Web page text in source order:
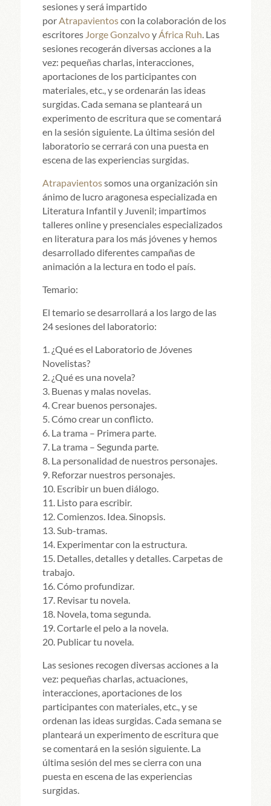
sesiones y será impartido
porAtrapavientoscon la colaboración de los
escritores Jorge GonzalvoyÁfrica Ruh. Las
sesiones recogerán diversas acciones a la
vez: pequeñas charlas, interacciones,
aportaciones de los participantes con
materiales, etc., y se ordenarán las ideas
surgidas. Cada semana se planteará un
experimento de escritura que se comentará
en la sesión siguiente. La última sesión del
laboratorio se cerrará con una puesta en
escena de las experiencias surgidas.
Atrapavientossomos una organización sin
ánimo de lucro aragonesa especializada en
Literatura Infantil y Juvenil; impartimos
talleres online y presenciales especializados
en literatura para los más jóvenes y hemos
desarrollado diferentes campañas de
animación a la lectura en todo el país.
Temario:
El temario se desarrollará a los largo de las
24 sesiones del laboratorio:
1. ¿Qué es el Laboratorio de Jóvenes
Novelistas?
2. ¿Qué es una novela?
3. Buenas y malas novelas.
4. Crear buenos personajes.
5. Cómo crear un conflicto.
6. La trama – Primera parte.
7. La trama – Segunda parte.
8. La personalidad de nuestros personajes.
9. Reforzar nuestros personajes.
10. Escribir un buen diálogo.
11. Listo para escribir.
12. Comienzos. Idea. Sinopsis.
13. Sub-tramas.
14. Experimentar con la estructura.
15. Detalles, detalles y detalles. Carpetas de
trabajo.
16. Cómo profundizar.
17. Revisar tu novela.
18. Novela, toma segunda.
19. Cortarle el pelo a la novela.
20. Publicar tu novela.
Las sesiones recogen diversas acciones a la
vez: pequeñas charlas, actuaciones,
interacciones, aportaciones de los
participantes con materiales, etc., y se
ordenan las ideas surgidas. Cada semana se
planteará un experimento de escritura que
se comentará en la sesión siguiente. La
última sesión del mes se cierra con una
puesta en escena de las experiencias
surgidas.